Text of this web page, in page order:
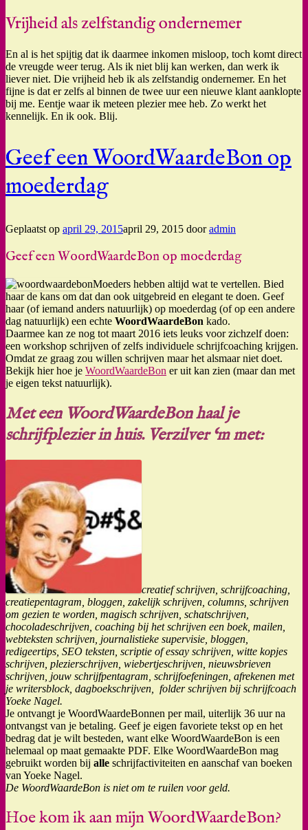
Vrijheid als zelfstandig ondernemer
En al is het spijtig dat ik daarmee inkomen misloop, toch komt direct
de vreugde weer terug. Als ik niet blij kan werken, dan werk ik
liever niet. Die vrijheid heb ik als zelfstandig ondernemer. En het
fijne is dat er zelfs al binnen de twee uur een nieuwe klant aanklopte
bij me. Eentje waar ik meteen plezier mee heb. Zo werkt het
kennelijk. En ik ook. Blij.
Geef een WoordWaardeBon op
moederdag
Geplaatst op april 29, 2015april 29, 2015 dooradmin
Geef een WoordWaardeBon op moederdag
Moeders hebben altijd wat te vertellen. Bied
haar de kans om dat dan ook uitgebreid en elegant te doen. Geef
haar (of iemand anders natuurlijk) op moederdag (of op een andere
dag natuurlijk) een echte WoordWaardeBon kado.
Daarmee kan ze nog tot maart 2016 iets leuks voor zichzelf doen:
een workshop schrijven of zelfs individuele schrijfcoaching krijgen.
Omdat ze graag zou willen schrijven maar het alsmaar niet doet.
Bekijk hier hoe je WoordWaardeBon er uit kan zien (maar dan met
je eigen tekst natuurlijk).
Met een WoordWaardeBon haal je
schrijfplezier in huis. Verzilver ‘m met:
creatief schrijven, schrijfcoaching,
creatiepentagram, bloggen, zakelijk schrijven, columns, schrijven
om gezien te worden, magisch schrijven, schatschrijven,
chocoladeschrijven, coaching bij het schrijven een boek, mailen,
webteksten schrijven, journalistieke supervisie, bloggen,
redigeertips, SEO teksten, scriptie of essay schrijven, witte kopjes
schrijven, plezierschrijven, wiebertjeschrijven, nieuwsbrieven
schrijven, jouw schrijfpentagram, schrijfoefeningen, afrekenen met
je writersblock, dagboekschrijven, folder schrijven bij schrijfcoach
Yoeke Nagel.
Je ontvangt je WoordWaardeBonnen per mail, uiterlijk 36 uur na
ontvangst van je betaling. Geef je eigen favoriete tekst op en het
bedrag dat je wilt besteden, want elke WoordWaardeBon is een
helemaal op maat gemaakte PDF. Elke WoordWaardeBon mag
gebruikt worden bij alle schrijfactiviteiten en aanschaf van boeken
van Yoeke Nagel.
De WoordWaardeBon is niet om te ruilen voor geld.
Hoe kom ik aan mijn WoordWaardeBon?